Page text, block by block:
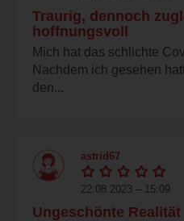
Traurig, dennoch
hoffnungsvoll
Mich hat das schlichte
Nachdem ich gesehen
den...
astrid67
22.08.2023 – 15:09
Ungeschönte Realität